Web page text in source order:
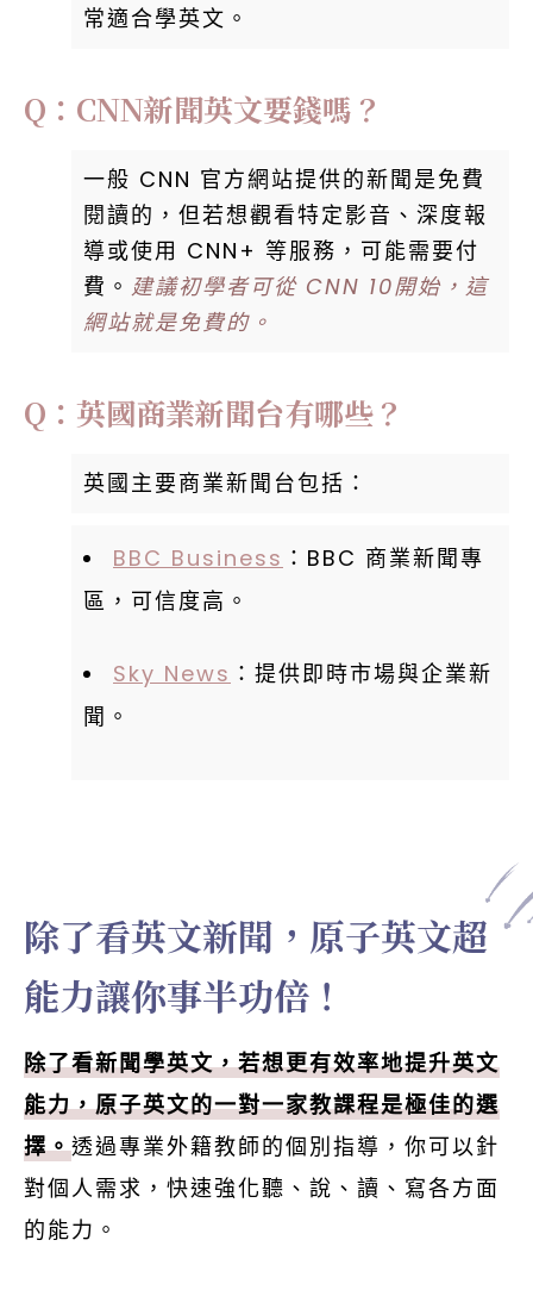
常適合學英文。
Q：CNN新聞英文要錢嗎？
一般 CNN 官方網站提供的新聞是免費
閱讀的，但若想觀看特定影音、深度報
導或使用 CNN+ 等服務，可能需要付
費。 建議初學者可從 CNN 10開始，這
網站就是免費的。
Q：英國商業新聞台有哪些？
英國主要商業新聞台包括：
BBC Business ：BBC 商業新聞專
區，可信度高。
Sky News ：提供即時市場與企業新
聞。
除了看英文新聞，原子英文超
能力讓你事半功倍！
除了看新聞學英文，若想更有效率地提升英文
能力，原子英文的一對一家教課程是極佳的選
擇。透過專業外籍教師的個別指導，你可以針
對個人需求，快速強化聽、說、讀、寫各方面
的能力。